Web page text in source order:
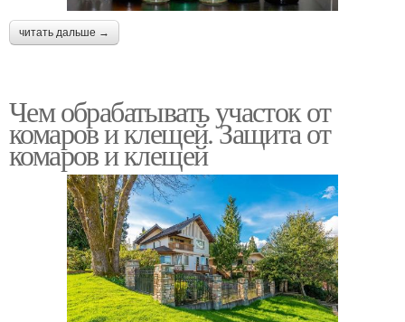
читать дальше →
Чем обрабатывать участок от
комаров и клещей. Защита от
комаров и клещей